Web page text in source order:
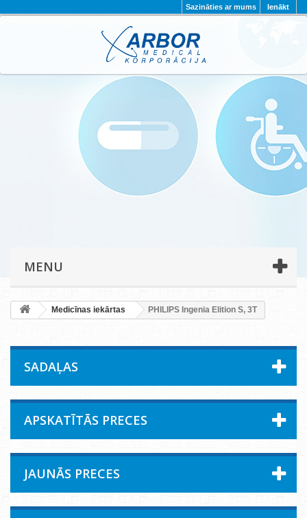
Ienākt
Sazināties ar mums
PAR MUMS PROJEKTI
KONTAKTI
PRIVĀTUMA POLITIKA
MENU
Medicīnas iekārtas PHILIPS Ingenia Elition S, 3T
SADAĻAS
APSKATĪTĀS PRECES
JAUNĀS PRECES